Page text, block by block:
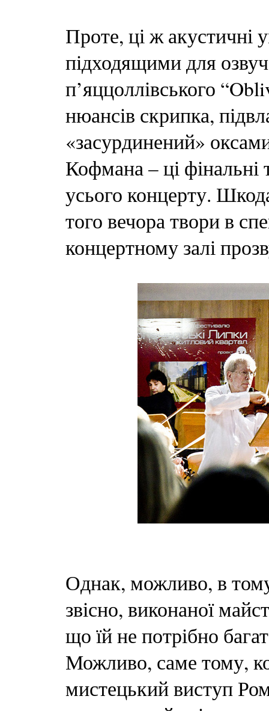
Проте, ці ж акустичні
підходящими для
п’яццоллівського
нюансів скрипка,
«засурдинений»
Кофмана – ці
усього концерту.
того вечора твори в
концертному залі
Однак, можливо, в
звісно, виконаної
що їй не потрібно
Можливо, саме тому,
мистецький виступ